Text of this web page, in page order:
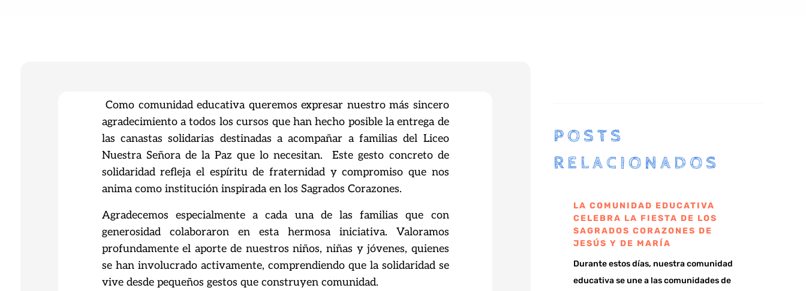
Como comunidad educativa queremos expresar nuestro más sincero
agradecimiento a todos los cursos que han hecho posible la entrega de
las canastas solidarias destinadas aacompañar a familias del Liceo
Nuestra Señora de la Paz que lo necesitan. Este gesto concreto de
solidaridad refleja el espíritu de fraternidad y compromiso que nos
anima como institución inspirada en los Sagrados Corazones.
Agradecemos especialmente a cada una de las familias que con
generosidad colaboraron en esta hermosa iniciativa. Valoramos
profundamente el aporte de nuestros niños, niñas yjóvenes, quienes
se han involucrado activamente, comprendiendo que la solidaridad se
vive desde pequeños gestos que construyen comunidad.
POSTS
RELACIONADOS
LA COMUNIDAD EDUCATIVA
CELEBRA LA FIESTA DE LOS
SAGRADOS CORAZONES DE
JESÚS Y DE MARÍA
Durante estos días, nuestra comunidad
educativa se une a las comunidades de